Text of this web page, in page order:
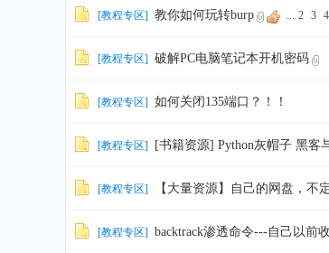
[教程专区] 教你如何玩转burp ... 2 3 4
[教程专区] 破解PC电脑笔记本开机密码
[教程专区] 如何关闭135端口？！！
[教程专区] [书籍资源] Python灰帽子 黑客
[教程专区] 【大量资源】自己的网盘，不
[教程专区] backtrack渗透命令---自己以前